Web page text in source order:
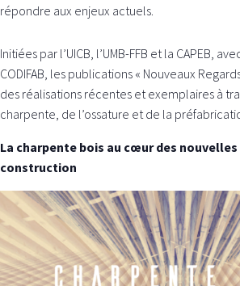
répondre aux enjeux actuels.
Initiées par l’UICB, l’UMB-FFB et la CAPEB,
CODIFAB, les publications « Nouveaux
des réalisations récentes et exemplaires à
charpente, de l’ossature et de la
La charpente bois au cœur des nouvelles
construction